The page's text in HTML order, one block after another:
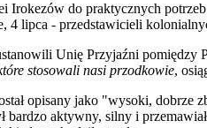
Irokezów do praktycznych
4 lipca - przedstawicieli
Unię Przyjaźni pomiędzy
stosowali nasi przodkowie,
opisany jako "wysoki,
bardzo aktywny, silny i